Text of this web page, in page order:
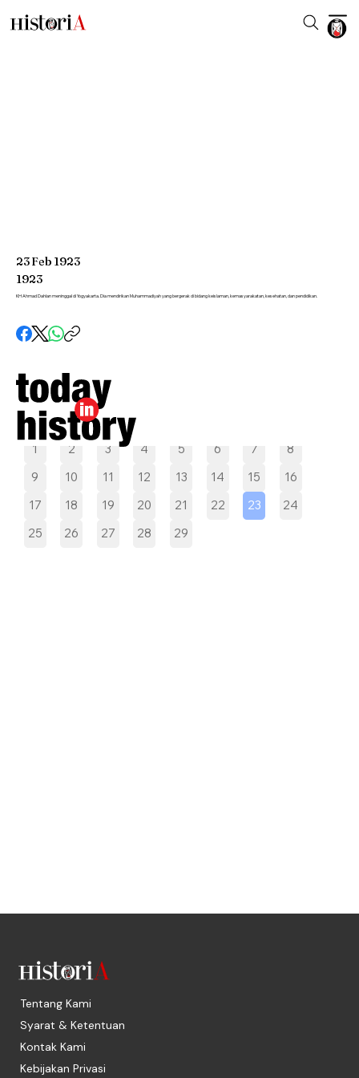
Pilih tanggal
1 2 3 4 5 6 7
8
9
10 11 12 13 14 15
16
17
18 19 20 21 22 23
24
25
26 27 28 29
23Feb 1923
1923
KH Ahmad Dahlan meninggal di Yogyakarta. Dia mendirikan Muhammadiyah yang bergerak di bidang keislaman, kemasyarakatan, kesehatan, dan pendidikan.
Tentang Kami
Syarat & Ketentuan
Kontak Kami
Kebijakan Privasi